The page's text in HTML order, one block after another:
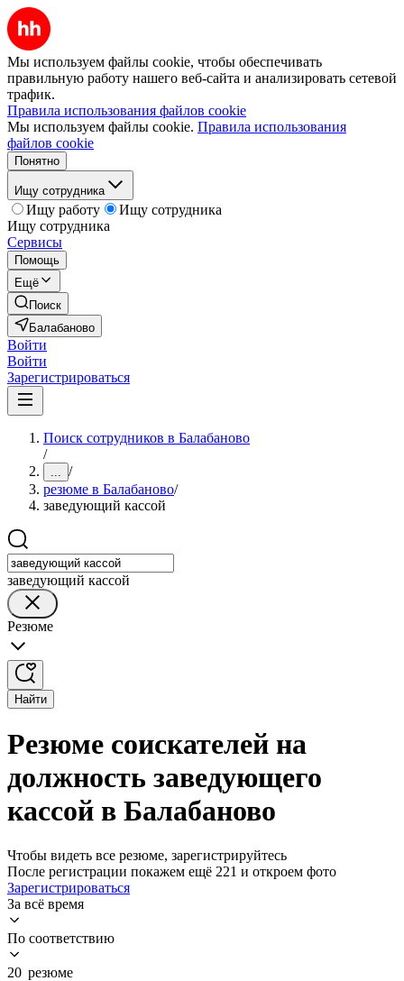
Мы используем файлы cookie, чтобы обеспечивать
правильную работу нашего веб-сайта и анализировать сетевой
трафик.
Правила использования файлов cookie
Мы используем файлы cookie. Правила использования
файлов cookie
Понятно
Ищу сотрудника
Ищу работу
Ищу сотрудника
Ищу сотрудника
Сервисы
Помощь
Ещё
Поиск
Балабаново
Войти
Войти
Зарегистрироваться
Поиск сотрудников в Балабаново
/
... /
резюме в Балабаново/
заведующий кассой
заведующий кассой
Резюме
Найти
Резюме соискателей на
должность заведующего
кассой в Балабаново
Чтобы видеть все резюме, зарегистрируйтесь
После регистрации покажем ещё 221 и откроем фото
Зарегистрироваться
За всё время
По соответствию
20 резюме